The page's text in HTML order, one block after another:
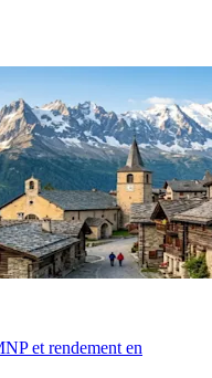
et rendement en